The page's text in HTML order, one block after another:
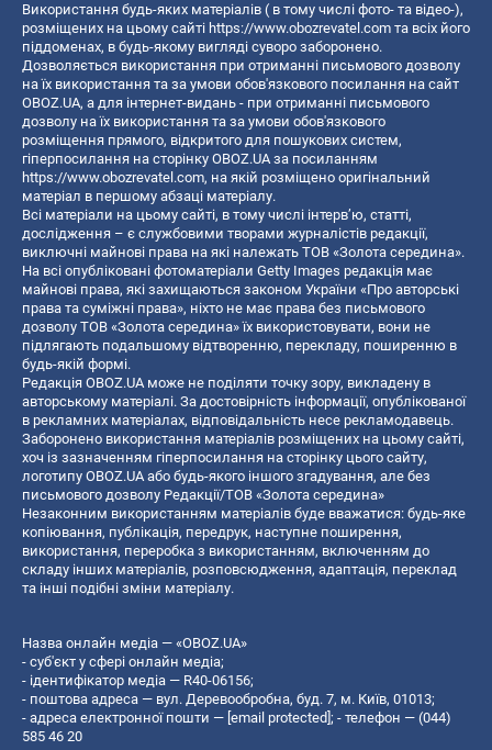
Використання будь-яких матеріалів ( в тому числі фото- та відео-),
розміщених на цьому сайті https://www.obozrevatel.com та всіх його
піддоменах, в будь-якому вигляді суворо заборонено.
Дозволяється використання при отриманні письмового дозволу
на їх використання та за умови обов'язкового посилання на сайт
OBOZ.UA, а для інтернет-видань - при отриманні письмового
дозволу на їх використання та за умови обов'язкового
розміщення прямого, відкритого для пошукових систем,
гіперпосилання на сторінку OBOZ.UA за посиланням
https://www.obozrevatel.com, на якій розміщено оригінальний
матеріал в першому абзаці матеріалу.
Всі матеріали на цьому сайті, в тому числі інтерв’ю, статті,
дослідження – є службовими творами журналістів редакції,
виключні майнові права на які належать ТОВ «Золота середина».
На всі опубліковані фотоматеріали Getty Images редакція має
майнові права, які захищаються законом України «Про авторські
права та суміжні права», ніхто не має права без письмового
дозволу ТОВ «Золота середина» їх використовувати, вони не
підлягають подальшому відтворенню, перекладу, поширенню в
будь-якій формі.
Редакція OBOZ.UA може не поділяти точку зору, викладену в
авторському матеріалі. За достовірність інформації, опублікованої
в рекламних матеріалах, відповідальність несе рекламодавець.
Заборонено використання матеріалів розміщених на цьому сайті,
хоч із зазначенням гіперпосилання на сторінку цього сайту,
логотипу OBOZ.UA або будь-якого іншого згадування, але без
письмового дозволу Редакції/ТОВ «Золота середина»
Незаконним використанням матеріалів буде вважатися: будь-яке
копiювання, публiкацiя, передрук, наступне поширення,
використання, переробка з використанням, включенням до
складу інших матеріалів, розповсюдження, адаптація, переклад
та інші подібні зміни матеріалу.
Назва онлайн медіа — «OBOZ.UA»
- суб'єкт у сфері онлайн медіа;
- ідентифікатор медіа — R40-06156;
- поштова адреса — вул. Деревообробна, буд. 7, м. Київ, 01013;
- адреса електронної пошти — [email protected] ; - телефон — (044)
585 46 20